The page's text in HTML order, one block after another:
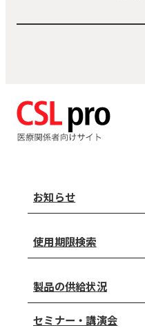
お知らせ
使用期限検索
製品の供給状況
セミナー・講演会